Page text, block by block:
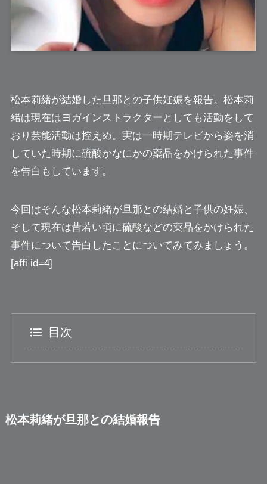
松本莉緒が結婚した旦那との子供妊娠を報告。松本莉
緒は現在はヨガインストラクターとしても活動をして
おり芸能活動は控えめ。実は一時期テレビから姿を消
していた時期に硫酸かなにかの薬品をかけられた事件
を告白もしています。
今回はそんな松本莉緒が旦那との結婚と子供の妊娠、
そして現在は昔若い頃に硫酸などの薬品をかけられた
事件について告白したことについてみてみましょう。
[affi id=4]
目次
松本莉緒が旦那との結婚報告